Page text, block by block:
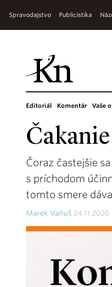
Spravodajstvo Publicistika
Editoriál Komentár Vaše
Čoraz častejšie
s príchodom
tomto smere
Marek Vaňuš 24.11.2020